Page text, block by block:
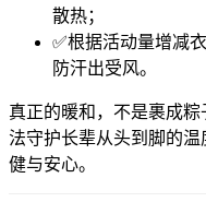
散热；
✅根据活动量增减
防汗出受风。
真正的暖和，不是裹成
法守护长辈从头到脚的
健与安心。